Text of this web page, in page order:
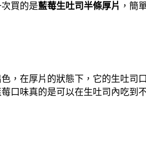
買的是藍莓生吐司半條厚片 ，簡
，在厚片的狀態下，它的生吐
口味真的是可以在生吐司內吃